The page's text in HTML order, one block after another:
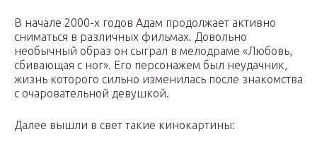
В начале 2000-х годов Адам продолжает активно
сниматься в различных фильмах. Довольно
необычный образ он сыграл в мелодраме «Любовь,
сбивающая с ног». Его персонажем был неудачник,
жизнь которого сильно изменилась после знакомства
с очаровательной девушкой.
Далее вышли в свет такие кинокартины: